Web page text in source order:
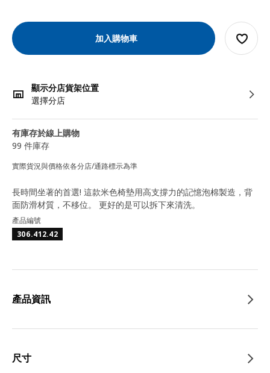
加入購物車
顯示分店貨架位置
選擇分店
有庫存於線上購物
99 件庫存
實際貨況與價格依各分店/通路標示為準
長時間坐著的首選! 這款米色椅墊用高支撐力的記憶泡棉製造，背
面防滑材質，不移位。 更好的是可以拆下來清洗。
產品編號
306.412.42
產品資訊
尺寸